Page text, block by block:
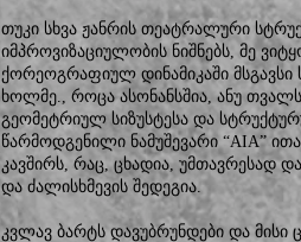
თუკი სხვა ჟანრის თეატრალური
იმპროვიზაციულობის ნიშნებს, მე
ქორეოგრაფიულ დინამიკაში მსგავსი
ხოლმე., როცა ასონანსშია, ანუ
გეომეტრიულ სიზუსტესა და
წარმოდგენილი ნამუშევარი “AIA”
კავშირს, რაც, ცხადია, უმთავრესად
და ძალისხმევის შედეგია.
კვლავ ბარტს დავუბრუნდები და მისი